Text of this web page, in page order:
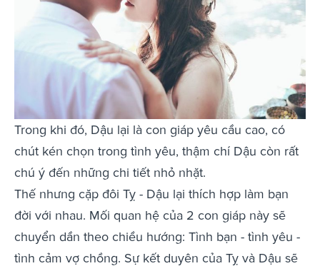
Trong khi đó, Dậu lại là con giáp yêu cầu cao, có
chút kén chọn trong tình yêu, thậm chí Dậu còn rất
chú ý đến những chi tiết nhỏ nhặt.
Thế nhưng cặp đôi Tỵ - Dậu lại thích hợp làm bạn
đời với nhau. Mối quan hệ của 2 con giáp này sẽ
chuyển dần theo chiều hướng: Tình bạn - tình yêu -
tình cảm vợ chồng. Sự kết duyên của Tỵ và Dậu sẽ